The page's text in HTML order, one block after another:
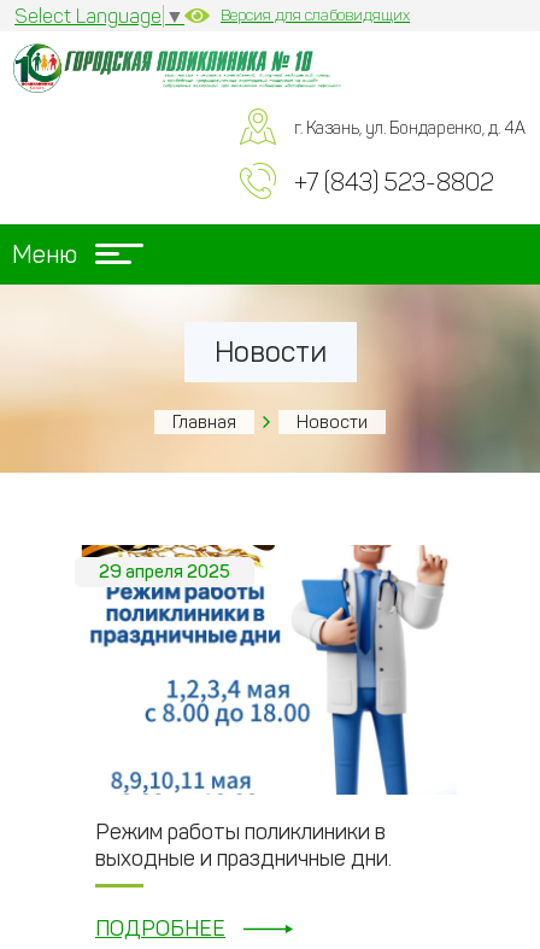
Select Language ▼ Версия для слабовидящих
г. Казань, ул. Бондаренко, д. 4А
+7 (843) 523-8802
Меню
Новости
Главная Новости
29 апреля 2025
Режим работы поликлиники в
выходные и праздничные дни.
ПОДРОБНЕЕ